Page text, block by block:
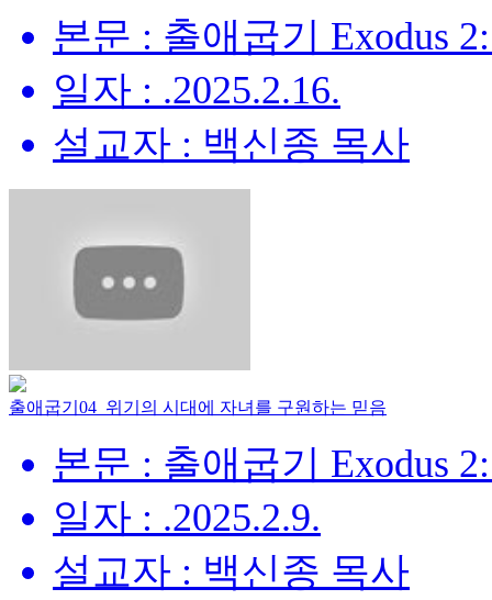
본문 : 출애굽기 Exodus
일자 : .2025.2.16.
설교자 : 백신종 목사
출애굽기04_위기의 시대에 자녀를 구원하는 믿음
본문 : 출애굽기 Exodus
일자 : .2025.2.9.
설교자 : 백신종 목사